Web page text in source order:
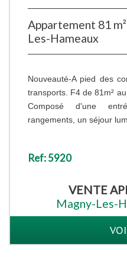
Appartement 81
Les-Hameaux
Nouveauté-A pied des
transports. F4 de 81m²
Composé d'une
rangements, un séjour
Ref: 5920
VENTE
Magny-Les-